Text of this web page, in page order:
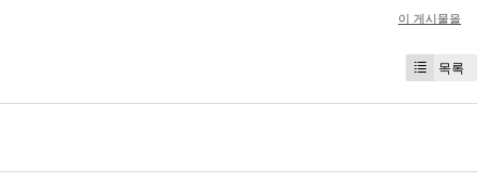
이 게시물을
목록